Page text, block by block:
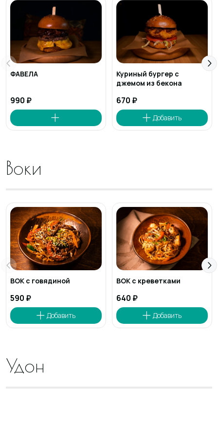
ФАВЕЛА
990 ₽
Куриный бургер с
джемом из бекона
670 ₽
Воки
ВОК с говядиной
590 ₽
ВОК с креветками
640 ₽
Удон